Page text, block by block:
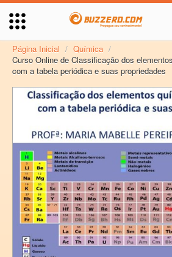
Página Inicial / Química /
Curso Online de Classificação dos
com a tabela periódica e suas propriedades